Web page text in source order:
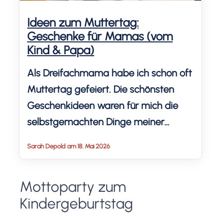
Ideen zum Muttertag:
Geschenke für Mamas (vom
Kind & Papa)
Als Dreifachmama habe ich schon oft
Muttertag gefeiert. Die schönsten
Geschenkideen waren für mich die
selbstgemachten Dinge meiner
Sarah Depold am 18. Mai 2026
Mottoparty zum
Kindergeburtstag